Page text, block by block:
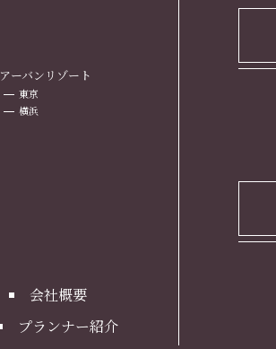
アーバンリゾート
東京
横浜
会社概要
プランナー紹介